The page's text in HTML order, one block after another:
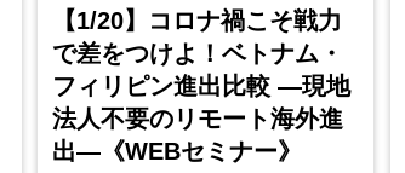
【1/20】コロナ禍こそ戦力
で差をつけよ！ベトナム・
フィリピン進出比較 ―現地
法人不要のリモート海外進
出―《WEBセミナー》